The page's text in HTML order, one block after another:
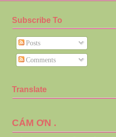
Subscribe To
Posts
Comments
Translate
CÁM ƠN .